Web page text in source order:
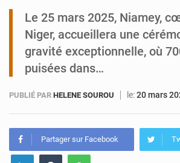
Le 25 mars 2025, Niamey,
Niger, accueillera une
gravité exceptionnelle, où
puisées dans…
PUBLIÉ PAR HELENE SOUROU le:20 mars
Partager sur Facebook